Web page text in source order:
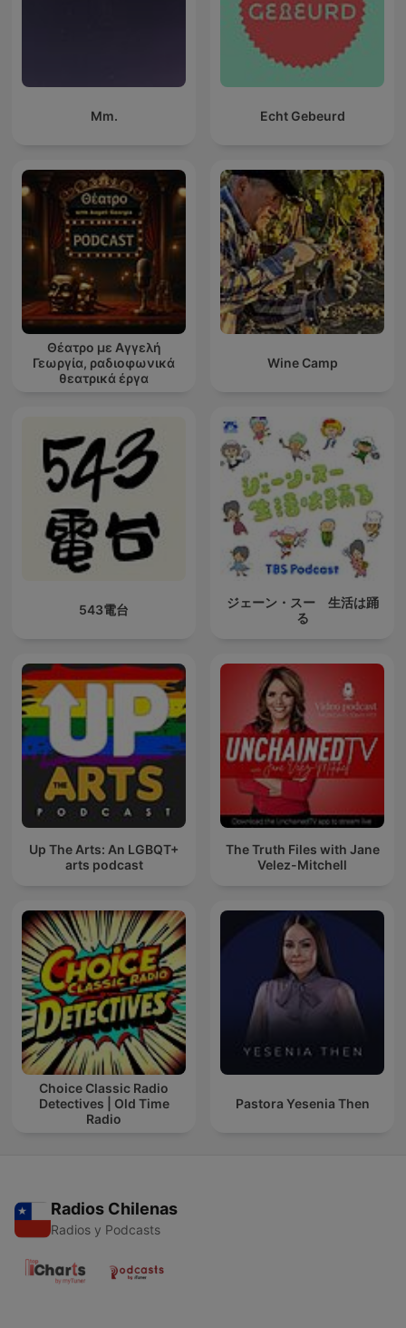
Mm. Echt Gebeurd
Θέατρο με Αγγελή
Γεωργία, ραδιοφωνικά
θεατρικά έργα
Wine Camp
543電台
ジェーン・スー 生活は踊
る
Up The Arts: An LGBQT+
arts podcast
The Truth Files with Jane
Velez-Mitchell
Choice Classic Radio
Detectives | Old Time
Radio
Pastora Yesenia Then
Radios Chilenas
Radios y Podcasts